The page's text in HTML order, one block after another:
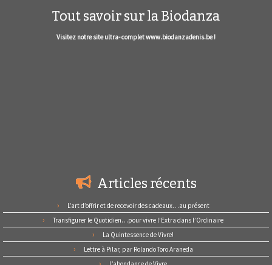
Tout savoir sur la Biodanza
Visitez notre site ultra- complet www.biodanzadenis.be !
Articles récents
L’art d’offrir et de recevoir des cadeaux…au présent
Transfigurer le Quotidien…pour vivre l’Extra dans l’Ordinaire
La Quintessence de Vivre!
Lettre à Pilar, par Rolando Toro Araneda